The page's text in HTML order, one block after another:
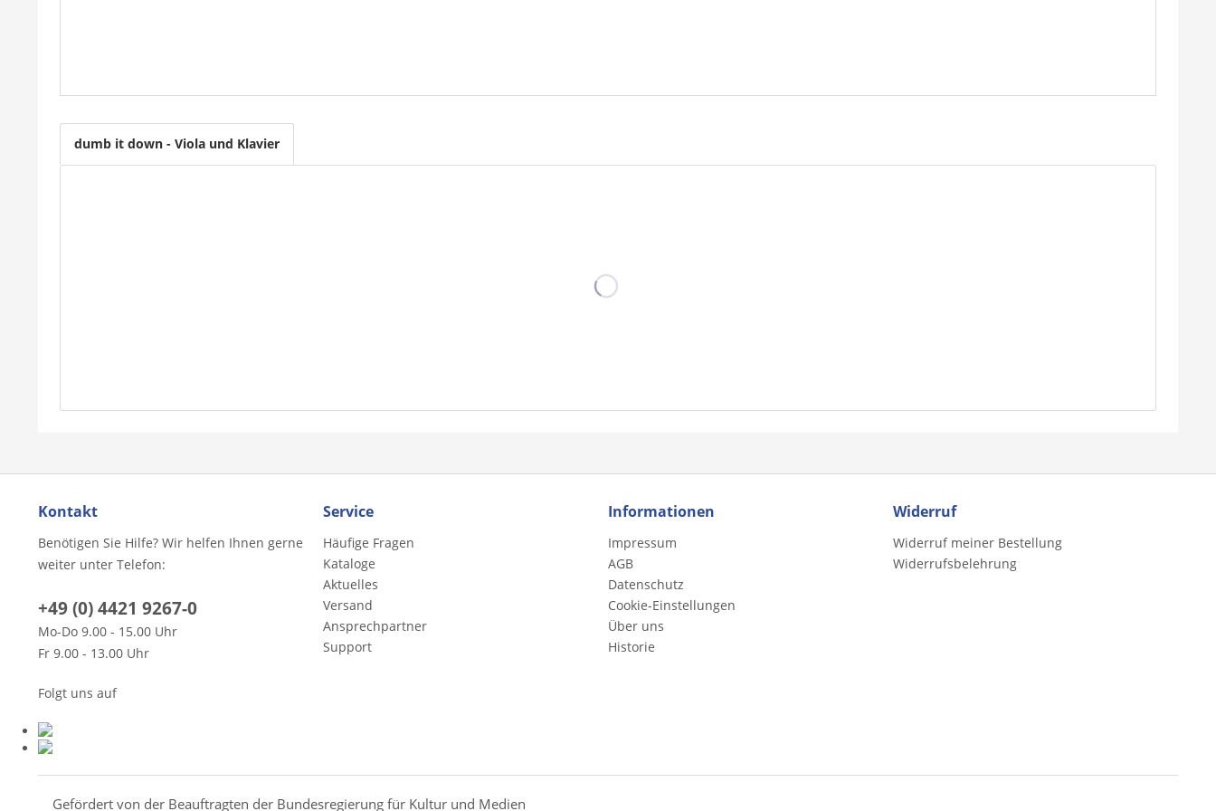
dumb it down - Viola und Klavier
Kontakt
Benötigen Sie Hilfe? Wir helfen Ihnen gerne
weiter unter Telefon:
+49 (0) 4421 9267-0
Mo-Do 9.00 - 15.00 Uhr
Fr 9.00 - 13.00 Uhr
Folgt uns auf
Service
Häufige Fragen
Kataloge
Aktuelles
Versand
Ansprechpartner
Support
Informationen
Impressum
AGB
Datenschutz
Cookie-Einstellungen
Über uns
Historie
Widerruf
Widerruf meiner Bestellung
Widerrufsbelehrung
Gefördert von der Beauftragten der Bundesregierung für Kultur und Medien